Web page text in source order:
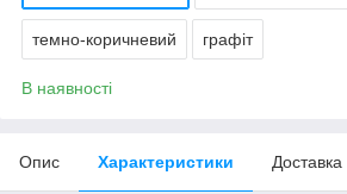
темно-коричневий графіт
В наявності
Опис Характеристики Доставка